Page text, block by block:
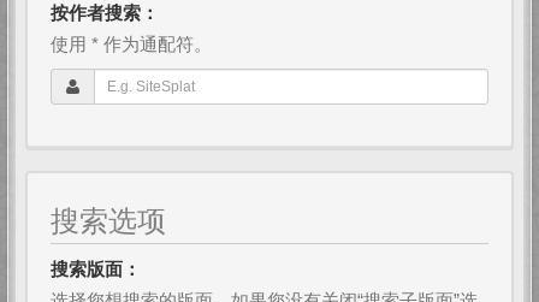
按作者搜索：
使用 * 作为通配符。
搜索选项
搜索版面：